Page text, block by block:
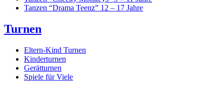
Tanzen “Drama Teenz” 12 – 17 Jahre
Turnen
Eltern-Kind Turnen
Kinderturnen
Gerätturnen
Spiele für Viele